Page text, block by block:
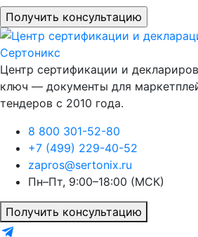
Центр сертификации и
ключ — документы для
тендеров с 2010 года.
8 800 301-52-80
+7 (499) 229-40-52
zapros@sertonix.ru
Пн–Пт, 9:00–18:00 (МСК)
Получить консультацию